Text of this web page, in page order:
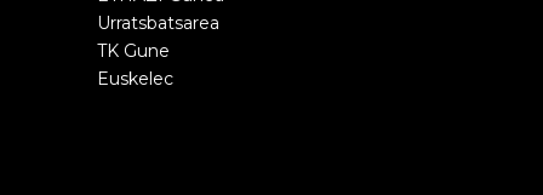
Urratsbatsarea
TK Gune
Euskelec